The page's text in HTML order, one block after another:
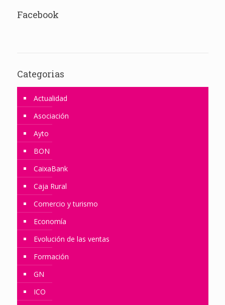
Facebook
Categorias
Actualidad
Asociación
Ayto
BON
CaixaBank
Caja Rural
Comercio y turismo
Economía
Evolución de las ventas
Formación
GN
ICO